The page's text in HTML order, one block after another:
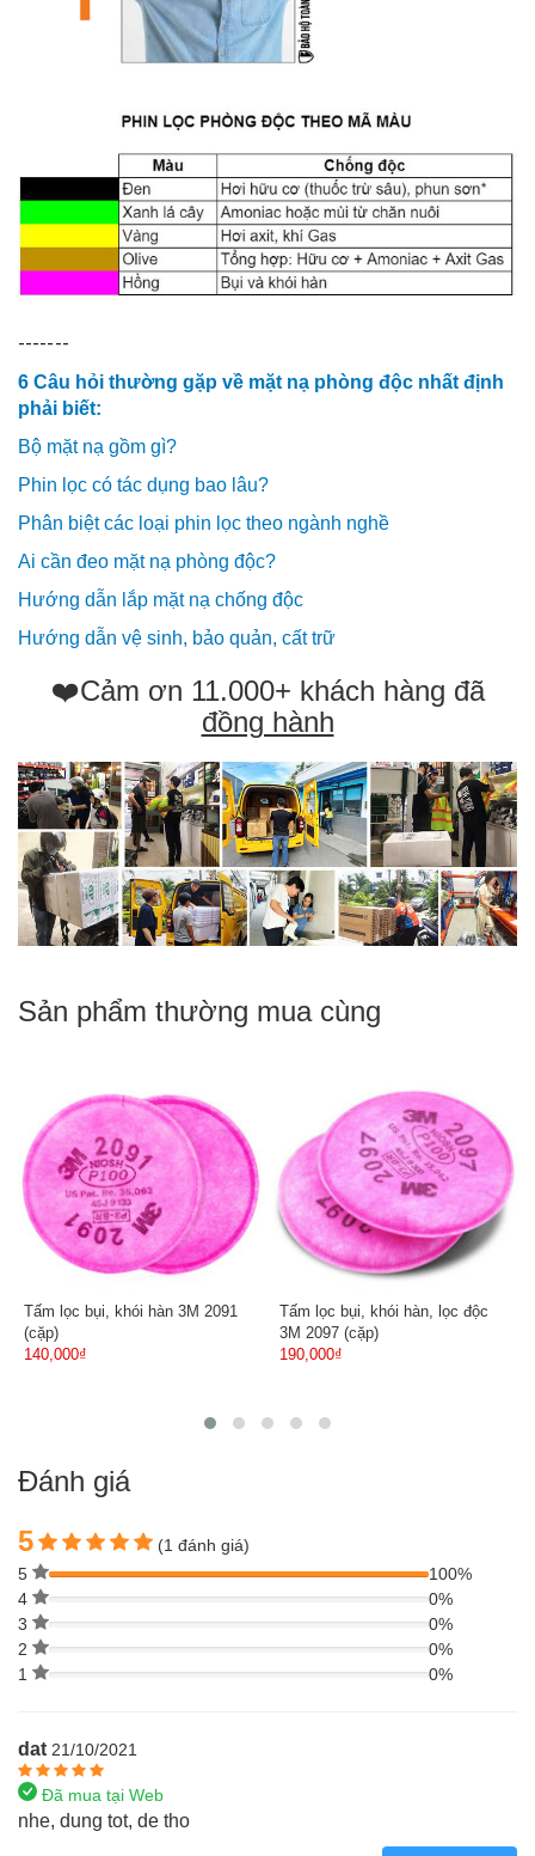
-------
6 Câu hỏi thường gặp về mặt nạ phòng độc nhất định
phải biết:
Bộ mặt nạ gồm gì?
Phin lọc có tác dụng bao lâu?
Phân biệt các loại phin lọc theo ngành nghề
Ai cần đeo mặt nạ phòng độc?
Hướng dẫn lắp mặt nạ chống độc
Hướng dẫn vệ sinh, bảo quản, cất trữ
❤️Cảm ơn 11.000+ khách hàng đã
đồng hành
Sản phẩm thường mua cùng
Tấm lọc bụi, khói hàn 3M 2091
(cặp)
140,000₫
Tấm lọc bụi, khói hàn, lọc độc
3M 2097 (cặp)
190,000₫
Đánh giá
5
(1 đánh giá)
5
100%
4
0%
3
0%
2
0%
1
0%
dat 21/10/2021
Đã mua tại Web
nhe, dung tot, de tho